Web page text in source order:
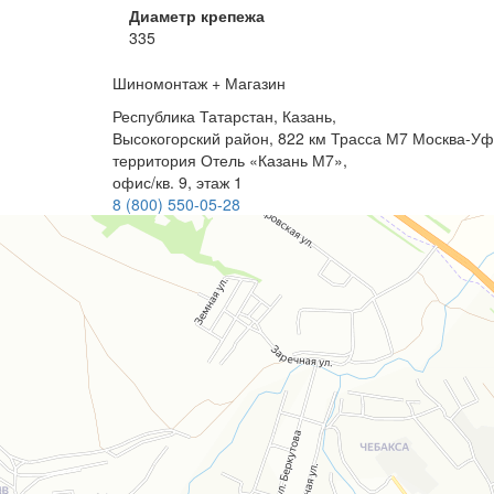
Диаметр крепежа
335
Шиномонтаж + Магазин
Республика Татарстан, Казань,
Высокогорский район, 822 км Трасса М7 Москва-
территория Отель «Казань М7»,
офис/кв. 9, этаж 1
8 (800) 550-05-28